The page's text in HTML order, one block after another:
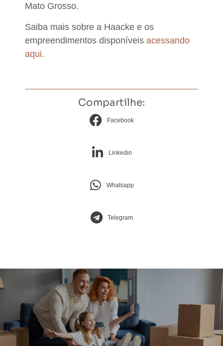
Mato Grosso.
Saiba mais sobre a Haacke e os
empreendimentos disponíveis acessando
aqui.
Compartilhe:
Facebook
Linkedin
Whatsapp
Telegram